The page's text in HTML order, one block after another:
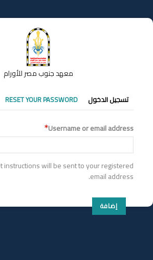
إلى
المحتوى
معهد جنوب مصر للأورام
التبويبات
الأساسية
تسجيل الدخول RESET YOUR PASSWORD
Username or email address
instructions will be sent to your registered
email address.